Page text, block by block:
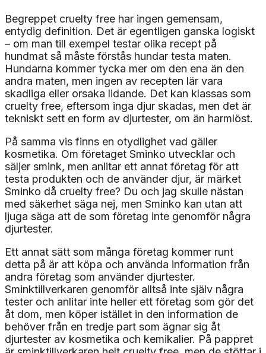
Begreppet cruelty free har ingen gemensam,
entydig definition. Det är egentligen ganska logiskt
– om man till exempel testar olika recept på
hundmat så måste förstås hundar testa maten.
Hundarna kommer tycka mer om den ena än den
andra maten, men ingen av recepten lär vara
skadliga eller orsaka lidande. Det kan klassas som
cruelty free, eftersom inga djur skadas, men det är
tekniskt sett en form av djurtester, om än harmlöst.
På samma vis finns en otydlighet vad gäller
kosmetika. Om företaget Sminko utvecklar och
säljer smink, men anlitar ett annat företag för att
testa produkten och de använder djur, är märket
Sminko då cruelty free? Du och jag skulle nästan
med säkerhet säga nej, men Sminko kan utan att
ljuga säga att de som företag inte genomför några
djurtester.
Ett annat sätt som många företag kommer runt
detta på är att köpa och använda information från
andra företag som använder djurtester.
Sminktillverkaren genomför alltså inte själv några
tester och anlitar inte heller ett företag som gör det
åt dom, men köper istället in den information de
behöver från en tredje part som ägnar sig åt
djurtester av kosmetika och kemikalier. På pappret